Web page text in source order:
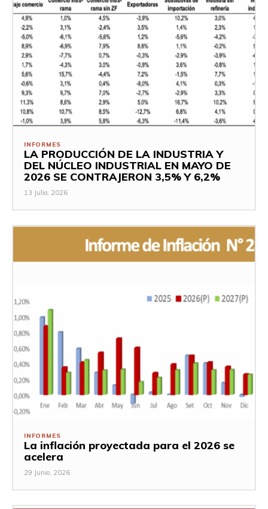
INFORMES
LA PRODUCCIÓN DE LA INDUSTRIA Y
DEL NÚCLEO INDUSTRIAL EN MAYO DE
2026 SE CONTRAJERON 3,5% Y 6,2%
13 Julio, 2026
INFORMES
La inflación proyectada para el 2026 se
acelera
29 Junio, 2026